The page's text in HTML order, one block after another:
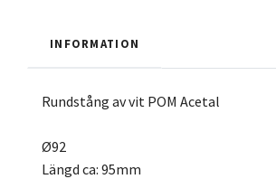
INFORMATION
Rundstång av vit POM Acetal
Ø92
Längd ca: 95mm